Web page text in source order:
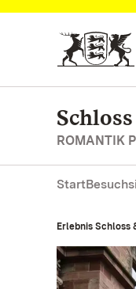
Zum Hauptinhalt
ROMANTIK
Start
Erlebnis Schloss